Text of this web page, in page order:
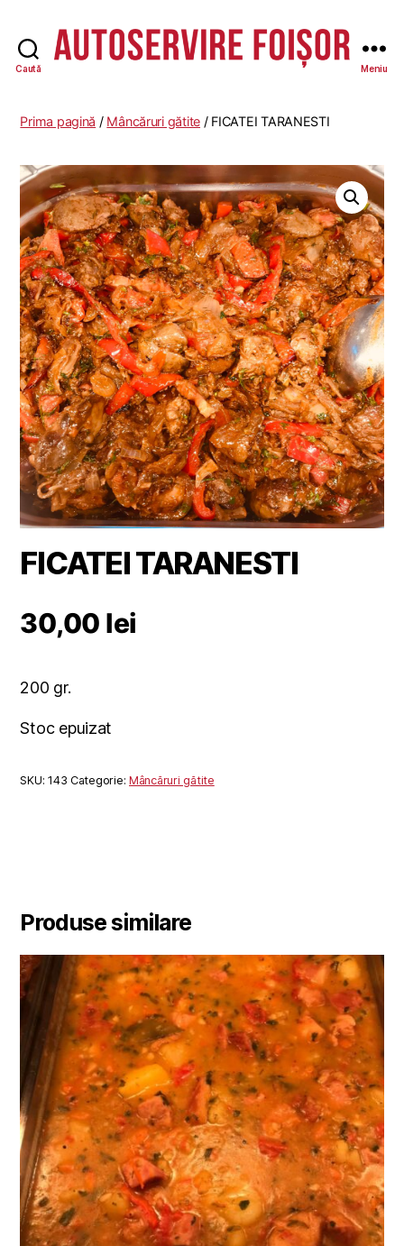
Caută
-
Meniu
Prima pagină / Mâncăruri gătite / FICATEI TARANESTI
FICATEI TARANESTI
30,00 lei
200 gr.
Stoc epuizat
SKU:143 Categorie:Mâncăruri gătite
Produse similare